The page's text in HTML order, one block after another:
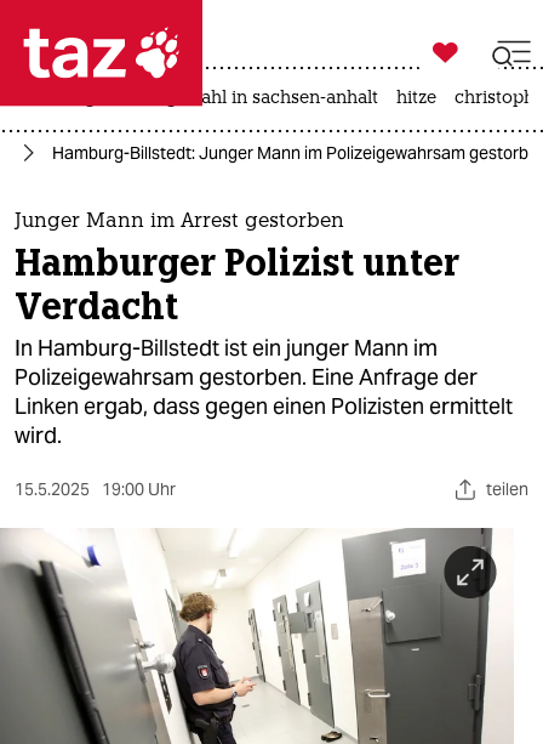
 taz zahl ich
taz zahl ich
themen
politik
öko
gesellschaft
kultur
sport
berlin
nord
wahrheit
verlag

taz zahl ich
landtagswahl in sachsen-anhalt hitze
Hamburg-Billstedt: Junger Mann im Polizeigewahrsam
Junger Mann im Arrest gestorben
Hamburger Polizist unter
Verdacht
In Hamburg-Billstedt ist ein junger Mann im
Polizeigewahrsam gestorben. Eine Anfrage der
Linken ergab, dass gegen einen Polizisten ermittelt
wird.
15.5.2025 19:00 Uhr teilen